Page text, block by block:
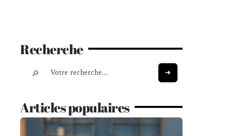
Recherche
Articles populaires